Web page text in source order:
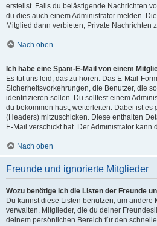
erstellst. Falls du belästigende Nachrichten
du dies auch einem Administrator melden.
Mitglied dann verbieten, Private Nachrichten
Nach oben
Ich habe eine Spam-E-Mail von einem
Es tut uns leid, das zu hören. Das E-Mail-
Sicherheitsvorkehrungen, die Benutzer, die
identifizieren sollen. Du solltest einem
du bekommen hast, weiterleiten. Dabei ist es
(Headers) mitzuschicken. Diese enthalten
E-Mail verschickt hat. Der Administrator
Nach oben
Freunde und ignorierte Mitglieder
Wozu benötige ich die Listen der Freunde
Du kannst diese Listen benutzen, um andere
verwalten. Mitglieder, die du deiner
deinem persönlichen Bereich für den